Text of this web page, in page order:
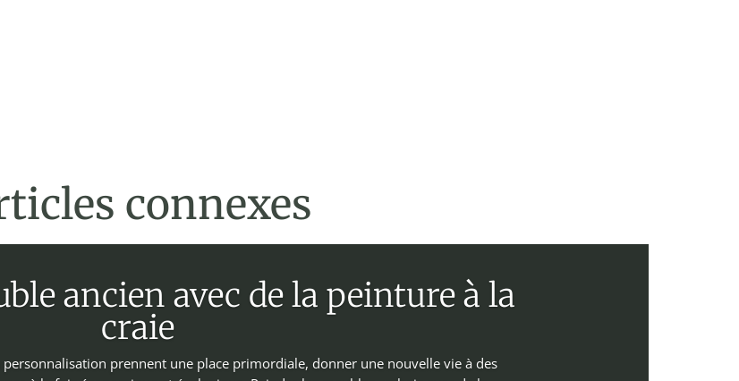
connexes
ancien avec de la peinture à la
craie
prennent une place primordiale, donner une nouvelle vie à des